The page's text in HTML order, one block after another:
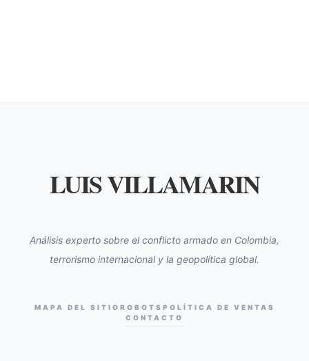
LUIS VILLAMARIN
Análisis experto sobre el conflicto armado en Colombia,
terrorismo internacional y la geopolítica global.
MAPA DEL SITIO ROBOTS POLÍTICA DE VENTAS
CONTACTO